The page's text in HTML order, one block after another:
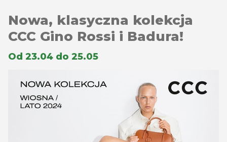
Nowa, klasyczna kolekcja
CCC Gino Rossi i Badura!
Od 23.04 do 25.05